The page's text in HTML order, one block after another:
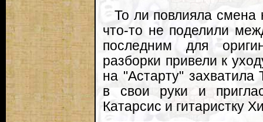
То ли повлияла смена
что-то не поделили
последним для
разборки привели к
на "Астарту"
в свои руки и
Катарсис и гитаристку